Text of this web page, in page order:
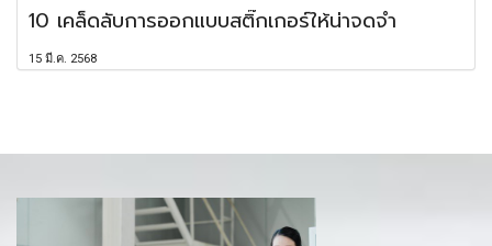
10 เคล็ดลับการออกแบบสติ๊กเกอร์ให้น่าจดจำ
15 มี.ค. 2568